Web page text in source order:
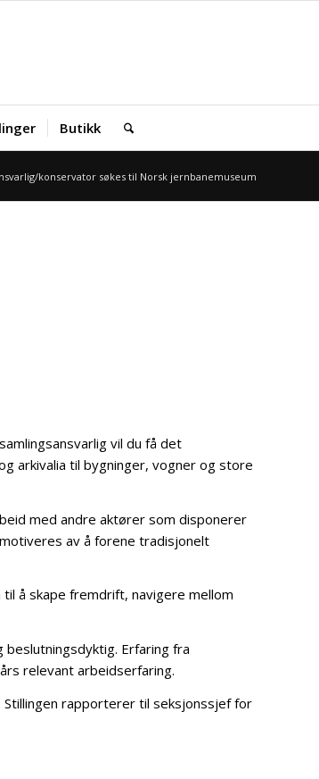
Butikk
konservator søkes til Norsk jernbanemuseum
vil du få det
arkivalia til bygninger, vogner og store
med andre aktører som disponerer
av å forene tradisjonelt
å skape fremdrift, navigere mellom
Erfaring fra
relevant arbeidserfaring.
Stillingen rapporterer til seksjonssjef for